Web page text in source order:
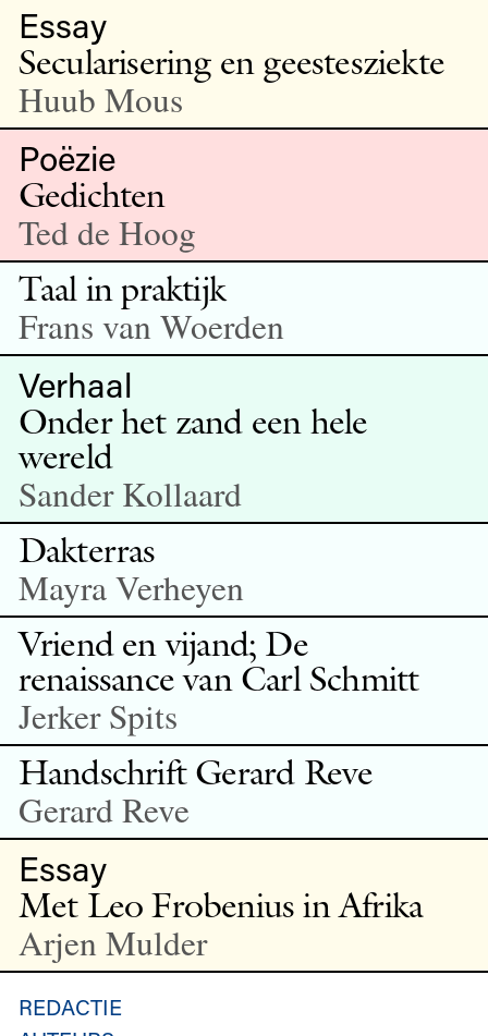
Essay
Secularisering en geestesziekte
Huub Mous
Poëzie
Gedichten
Ted de Hoog
Taal in praktijk
Frans van Woerden
Verhaal
Onder het zand een hele
wereld
Sander Kollaard
Dakterras
Mayra Verheyen
Vriend en vijand; De
renaissance van Carl Schmitt
Jerker Spits
Handschrift Gerard Reve
Gerard Reve
Essay
Met Leo Frobenius in Afrika
Arjen Mulder
REDACTIE